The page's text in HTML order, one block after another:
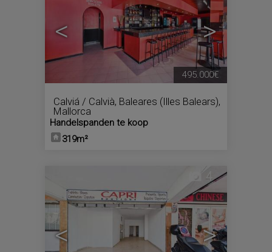
< >
Calviá / Calvià, Baleares (Illes Balears),
Mallorca
Handelspanden te koop
319m²
495.000€
< >
4